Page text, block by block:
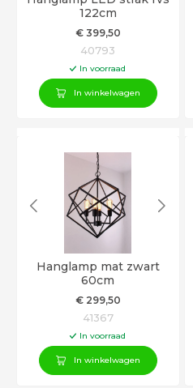
122cm
€399,50
40793
In voorraad
In winkelwagen
Hanglamp mat zwart
60cm
€299,50
41367
In voorraad
In winkelwagen